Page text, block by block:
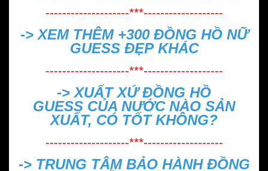
--------------------***-------------------
-> XEM THÊM +300 ĐỒNG HỒ NỮ
GUESS ĐẸPKHÁC
--------------------***-------------------
->XUẤT XỨ ĐỒNG HỒ
GUESS CỦA NƯỚC NÀO SẢN
XUẤT, CÓ TỐT KHÔNG?
--------------------***-------------------
-> TRUNG TÂM BẢO HÀNH ĐỒNG